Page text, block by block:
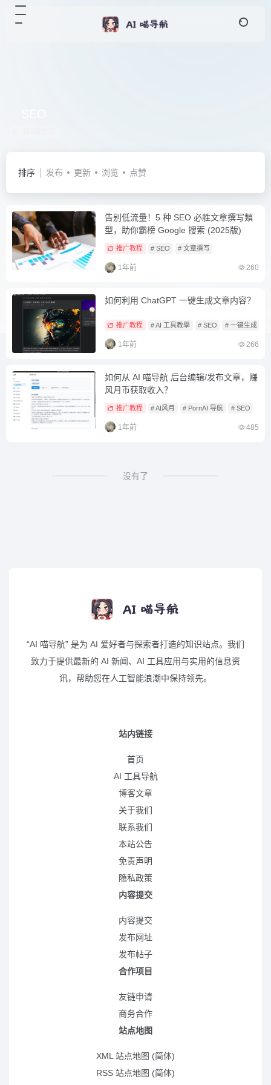
排序 发布 更新 浏览 点赞
告别低流量！5 种 SEO 必胜文章撰写類
型，助你霸榜 Google 搜索 (2025版)
推广教程 # SEO # 文章撰写
1年前 260
如何利用 ChatGPT 一键生成文章内容？
推广教程 # AI 工具教學 # SEO # 一键生成
1年前 266
如何从 AI 喵导航 后台编辑/发布文章，赚
风月币获取收入？
推广教程 # AI风月 # PornAI 导航 # SEO
1年前 485
没有了
“AI 喵导航” 是为 AI 爱好者与探索者打造的知识站点。我们
致力于提供最新的 AI 新闻、AI 工具应用与实用的信息资
讯，帮助您在人工智能浪潮中保持领先。
站内链接
首页
AI 工具导航
博客文章
关于我们
联系我们
本站公告
免责声明
隐私政策
内容提交
内容提交
发布网址
发布帖子
合作项目
友链申请
商务合作
站点地图
XML 站点地图 (简体)
RSS 站点地图 (简体)